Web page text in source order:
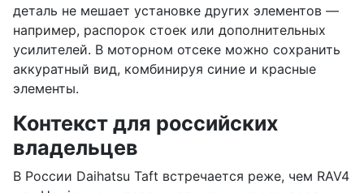
деталь не мешает установке других элементов —
например, распорок стоек или дополнительных
усилителей. В моторном отсеке можно сохранить
аккуратный вид, комбинируя синие и красные
элементы.
Контекст для российских
владельцев
В России Daihatsu Taft встречается реже, чем RAV4